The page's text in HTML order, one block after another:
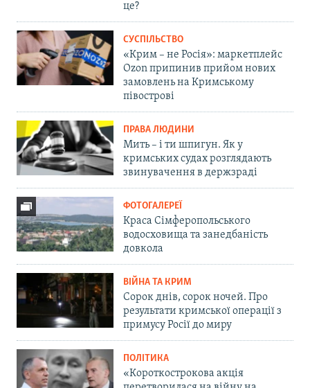
це?
СУСПІЛЬСТВО
«Крим – не Росія»: маркетплейс
Ozon припинив прийом нових
замовлень на Кримському
півострові
ПРАВА ЛЮДИНИ
Мить – і ти шпигун. Як у
кримських судах розглядають
звинувачення в держзраді
ФОТОГАЛЕРЕЇ
Краса Сімферопольського
водосховища та занедбаність
довкола
ВІЙНА ТА КРИМ
Сорок днів, сорок ночей. Про
результати кримської операції з
примусу Росії до миру
ПОЛІТИКА
«Короткострокова акція